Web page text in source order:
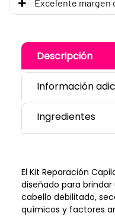
Excelente margen
Descripción
Información
Ingredientes
El Kit Reparación
diseñado para
cabello debilitado,
químicos y factores